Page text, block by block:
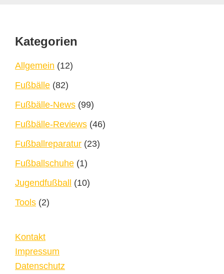
Footer
Kategorien
Allgemein (12)
Fußbälle (82)
Fußbälle-News (99)
Fußbälle-Reviews (46)
Fußballreparatur (23)
Fußballschuhe (1)
Jugendfußball
(10)
Tools (2)
Kontakt
Impressum
Datenschutz